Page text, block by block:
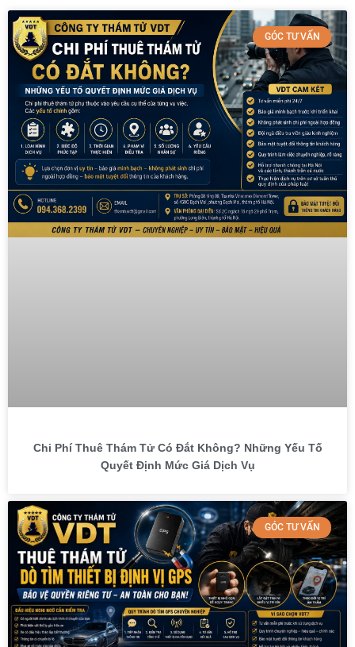
GÓC TƯ VẤN
Chi Phí Thuê Thám Tử Có Đắt Không? Những Yếu Tố
Quyết Định Mức Giá Dịch Vụ
GÓC TƯ VẤN